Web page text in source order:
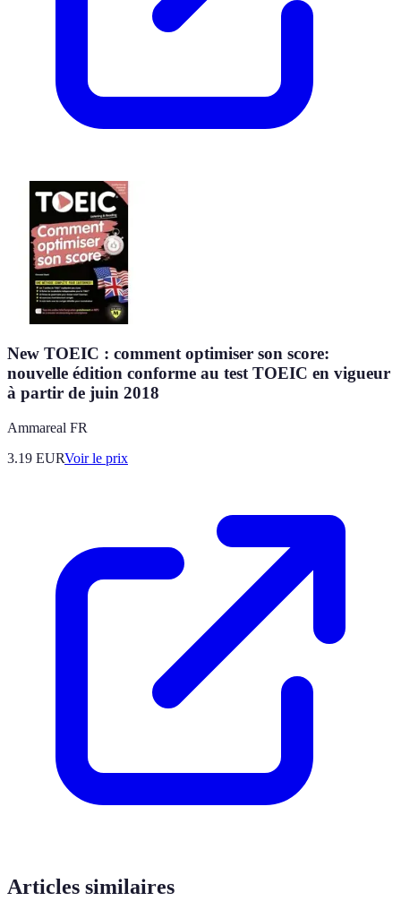
New TOEIC : comment optimiser son score:
nouvelle édition conforme au test TOEIC en vigueur
à partir de juin 2018
Ammareal FR
3.19 EURVoir le prix
Articles similaires